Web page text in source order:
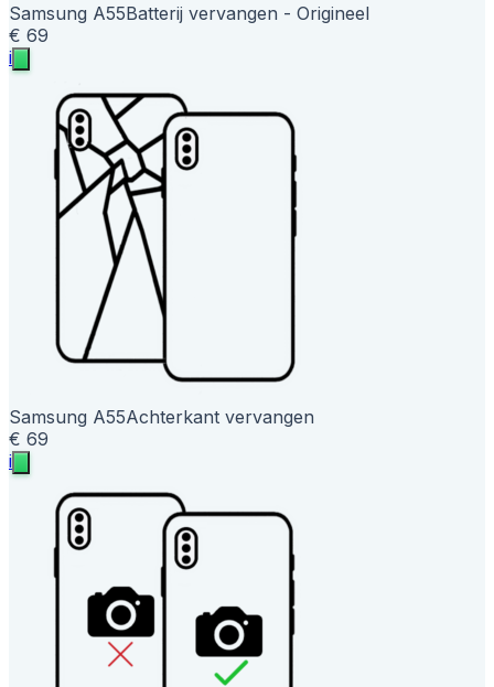
Samsung A55Batterij vervangen - Origineel
€ 69
i
Samsung A55Achterkant vervangen
€ 69
i